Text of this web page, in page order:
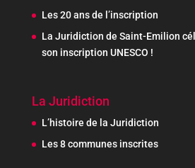
Les 20 ans de l’inscription
La Juridiction de Saint-Emilion
son inscription UNESCO !
La Juridiction
L’histoire de la Juridiction
Les 8 communes inscrites